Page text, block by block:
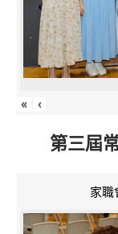
« ‹
第三屆
家職